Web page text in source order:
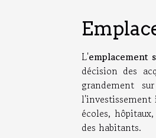
L'emplacement
décision des
grandement
écoles,
des habitants.